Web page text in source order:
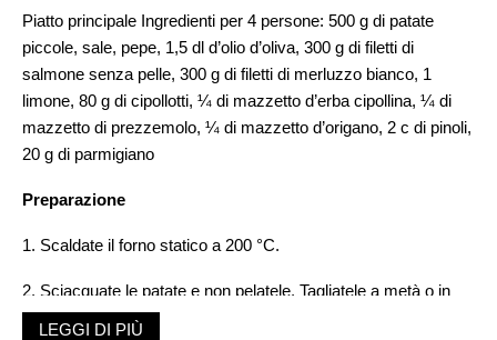
Piatto principale Ingredienti per 4 persone: 500 g di patate
piccole, sale, pepe, 1,5 dl d’olio d’oliva, 300 g di filetti di
salmone senza pelle, 300 g di filetti di merluzzo bianco, 1
limone, 80 g di cipollotti, ¼ di mazzetto d’erba cipollina, ¼ di
mazzetto di prezzemolo, ¼ di mazzetto d’origano, 2 c di pinoli,
20 g di parmigiano
Preparazione
1. Scaldate il forno statico a 200 °C.
2. Sciacquate le patate e non pelatele. Tagliatele a metà o in
quattro a seconda delle dimensioni. Distribuitele su una teglia
LEGGI DI PIÙ